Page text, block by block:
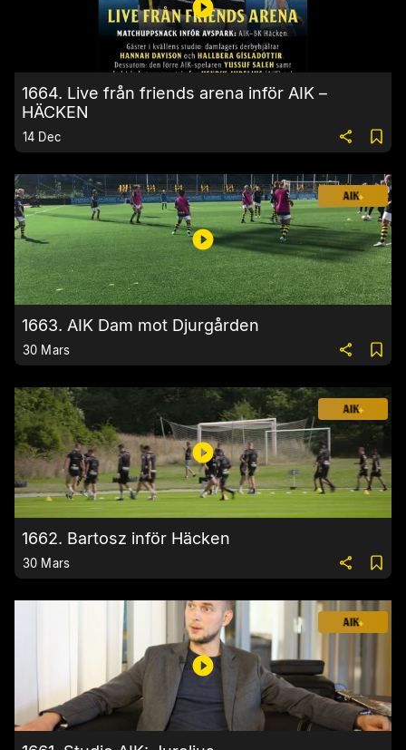
1664. Live från friends arena inför AIK –
HÄCKEN
14 Dec
1663. AIK Dam mot Djurgården
30 Mars
1662. Bartosz inför Häcken
30 Mars